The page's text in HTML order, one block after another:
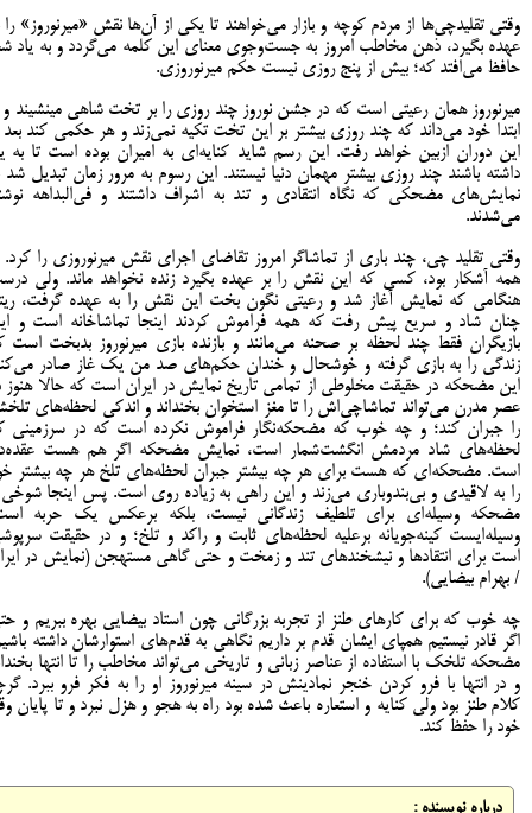
وقتی تقلیدچی‌ها از مردم کوچه و بازار می‌خواهند تا یکی از آن‌ها نقش «میرنوروز» را
عهده بگیرد، ذهن مخاطب امروز به جست‌وجوی معنای این کلمه می‌گردد و به یاد
حافظ می‌افتد که؛ بیش از پنج روزی نیست حکم میرنوروزی.
میرنوروز همان رعیتی است که در جشن نوروز چند روزی را بر تخت شاهی مینشیند و
ابتدا خود می‌داند که چند روزی بیشتر بر این تخت تکیه نمی‌زند و هر حکمی کند بعد
این دوران ازبین خواهد رفت. این رسم شاید کنایه‌ای به امیران بوده است تا به
داشته باشند چند روزی بیشتر مهمان دنیا نیستند. این رسوم به مرور زمان تبدیل شد
نمایش‌های مضحکی که نگاه انتقادی و تند به اشراف داشتند و فی‌البداهه
می‌شدند.
وقتی تقلید چی، چند باری از تماشاگر امروز تقاضای اجرای نقش میرنوروزی را کرد.
همه آشکار بود، کسی که این نقش را بر عهده بگیرد زنده نخواهد ماند. ولی
هنگامی که نمایش آغاز شد و رعیتی نگون بخت این نقش را به عهده گرفت،
چنان شاد و سریع پیش رفت که همه فراموش کردند اینجا تماشاخانه است و
بازیگران فقط چند لحظه بر صحنه می‌مانند و بازنده بازی میرنوروز بدبخت است
زندگی را به بازی گرفته و خوشحال و خندان حکم‌های صد من یک غاز صادر
این مضحکه در حقیقت مخلوطی از تمامی تاریخ نمایش در ایران است که حالا هنوز
عصر مدرن می‌تواند تماشاچی‌اش را تا مغز استخوان بخنداند و اندکی لحظه‌های
را جبران کند؛ و چه خوب که مضحکه‌نگار فراموش نکرده است که در سرزمینی
لحظه‌های شاد مردمش انگشت‌شمار است، نمایش مضحکه اگر هم هست
است. مضحکه‌ای که هست برای هر چه بیشتر جبران لحظه‌های تلخ هر چه بیشتر
را به لاقیدی و بی‌بندوباری می‌زند و این راهی به زیاده روی است. پس اینجا
مضحکه وسیله‌ای برای تلطیف زندگانی نیست، بلکه برعکس یک حربه
وسیله‌ایست کینه‌جویانه برعلیه لحظه‌های ثابت و راکد و تلخ؛ و در حقیقت
است برای انتقادها و نیشخندهای تند و زمخت و حتی گاهی مستهجن (نمایش در
/ بهرام بیضایی).
چه خوب که برای کارهای طنز از تجربه بزرگانی چون استاد بیضایی بهره ببریم و
اگر قادر نیستیم همپای ایشان قدم بر داریم نگاهی به قدم‌های استوارشان داشته
مضحکه تلخک با استفاده از عناصر زبانی و تاریخی می‌تواند مخاطب را تا انتها
و در انتها با فرو کردن خنجر نمادینش در سینه میرنوروز او را به فکر فرو ببرد.
کلام طنز بود ولی کنایه و استعاره باعث شده بود راه به هجو و هزل نبرد و تا پایان
خود را حفظ کند.